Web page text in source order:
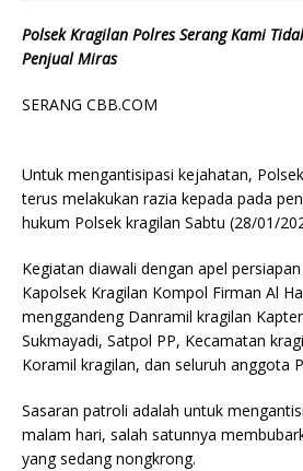
Polsek Kragilan Polres Serang Kami
Penjual Miras
SERANG CBB.COM
Untuk mengantisipasi kejahatan,
terus melakukan razia kepada pada
hukum Polsek kragilan Sabtu (28/01/
Kegiatan diawali dengan apel
Kapolsek Kragilan Kompol Firman Al
menggandeng Danramil kragilan
Sukmayadi, Satpol PP, Kecamatan
Koramil kragilan, dan seluruh anggota
Sasaran patroli adalah untuk
malam hari, salah satunnya
yang sedang nongkrong.